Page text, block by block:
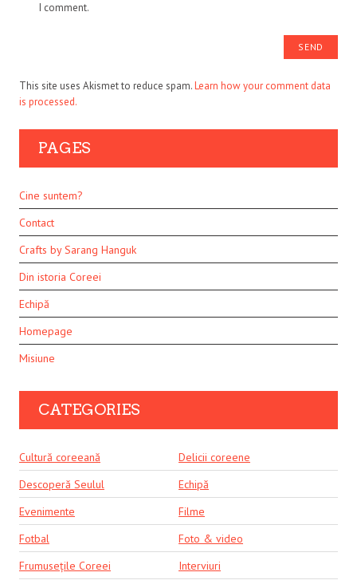
I comment.
This site uses Akismet to reduce spam.Learn how your comment data
is processed.
PAGES
Cine suntem?
Contact
Crafts by Sarang Hanguk
Din istoria Coreei
Echipă
Homepage
Misiune
CATEGORIES
Cultură coreeană
Delicii coreene
Descoperă Seulul
Echipă
Evenimente
Filme
Fotbal
Foto & video
Frumusețile Coreei
Interviuri